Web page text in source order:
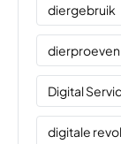
diergebruik
dierproeven
Digital
digitale